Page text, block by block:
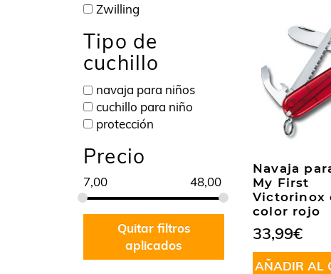
Zwilling
Tipo de
cuchillo
navaja para niños
cuchillo para niño
protección
Precio
7,00 48,00
Quitar filtros
aplicados
Navaja
My First
Victorinox
color rojo
33,99€
AÑADIR AL